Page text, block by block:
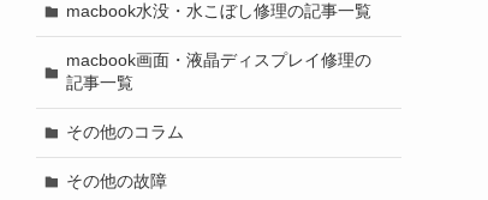
macbook水没・水こぼし修理の記事一覧
macbook画面・液晶ディスプレイ修理の
記事一覧
その他のコラム
その他の故障